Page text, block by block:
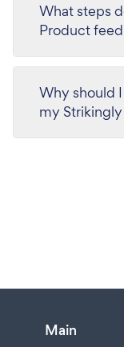
What steps
Product
Why should
my
Main